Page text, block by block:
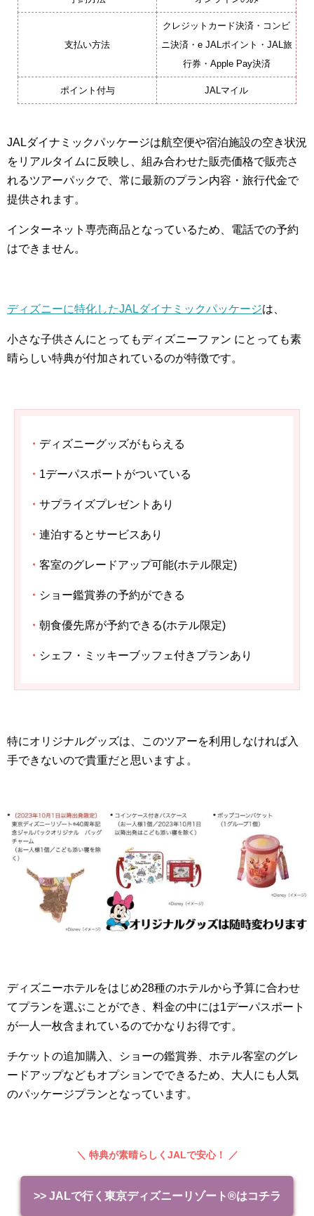
支払い方法
クレジットカード決済・コンビ
ニ決済・e JALポイント・JAL旅
行券・Apple Pay決済
ポイント付与 JALマイル
JALダイナミックパッケージは航空便や宿泊施設の空き状況
をリアルタイムに反映し、組み合わせた販売価格で販売さ
れるツアーパックで、常に最新のプラン内容・旅行代金で
提供されます。
インターネット専売商品となっているため、電話での予約
はできません。
ディズニーに特化したJALダイナミックパッケージは、
小さな子供さんにとってもディズニーファン にとっても素
晴らしい特典が付加されているのが特徴です。
・ ディズニーグッズがもらえる
・ 1デーパスポートがついている
・ サプライズプレゼントあり
・ 連泊するとサービスあり
・ 客室のグレードアップ可能(ホテル限定)
・ ショー鑑賞券の予約ができる
・ 朝食優先席が予約できる(ホテル限定)
・ シェフ・ミッキーブッフェ付きプランあり
特にオリジナルグッズは、このツアーを利用しなければ入
手できないので貴重だと思いますよ。
ディズニーホテルをはじめ28種のホテルから予算に合わせ
てプランを選ぶことができ、料金の中には1デーパスポート
が一人一枚含まれているのでかなりお得です。
チケットの追加購入、ショーの鑑賞券、ホテル客室のグレ
ードアップなどもオプションでできるため、大人にも人気
のパッケージプランとなっています。
＼ 特典が素晴らしく JALで安心！ ／
>> JALで行く東京ディズニーリゾート®はコチラ